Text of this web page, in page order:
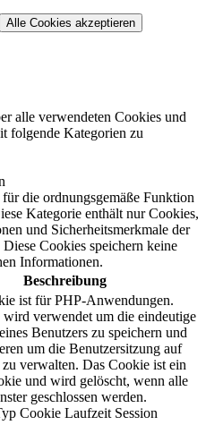
Alle Cookies akzeptieren
alle verwendeten Cookies und
folgende Kategorien zu
die ordnungsgemäße Funktion
Kategorie enthält nur Cookies,
und Sicherheitsmerkmale der
Cookies speichern keine
Informationen.
Beschreibung
ist für PHP-Anwendungen.
verwendet um die eindeutige
Benutzers zu speichern und
um die Benutzersitzung auf
zu verwalten. Das Cookie ist ein
und wird gelöscht, wenn alle
geschlossen werden.
Cookie Laufzeit Session